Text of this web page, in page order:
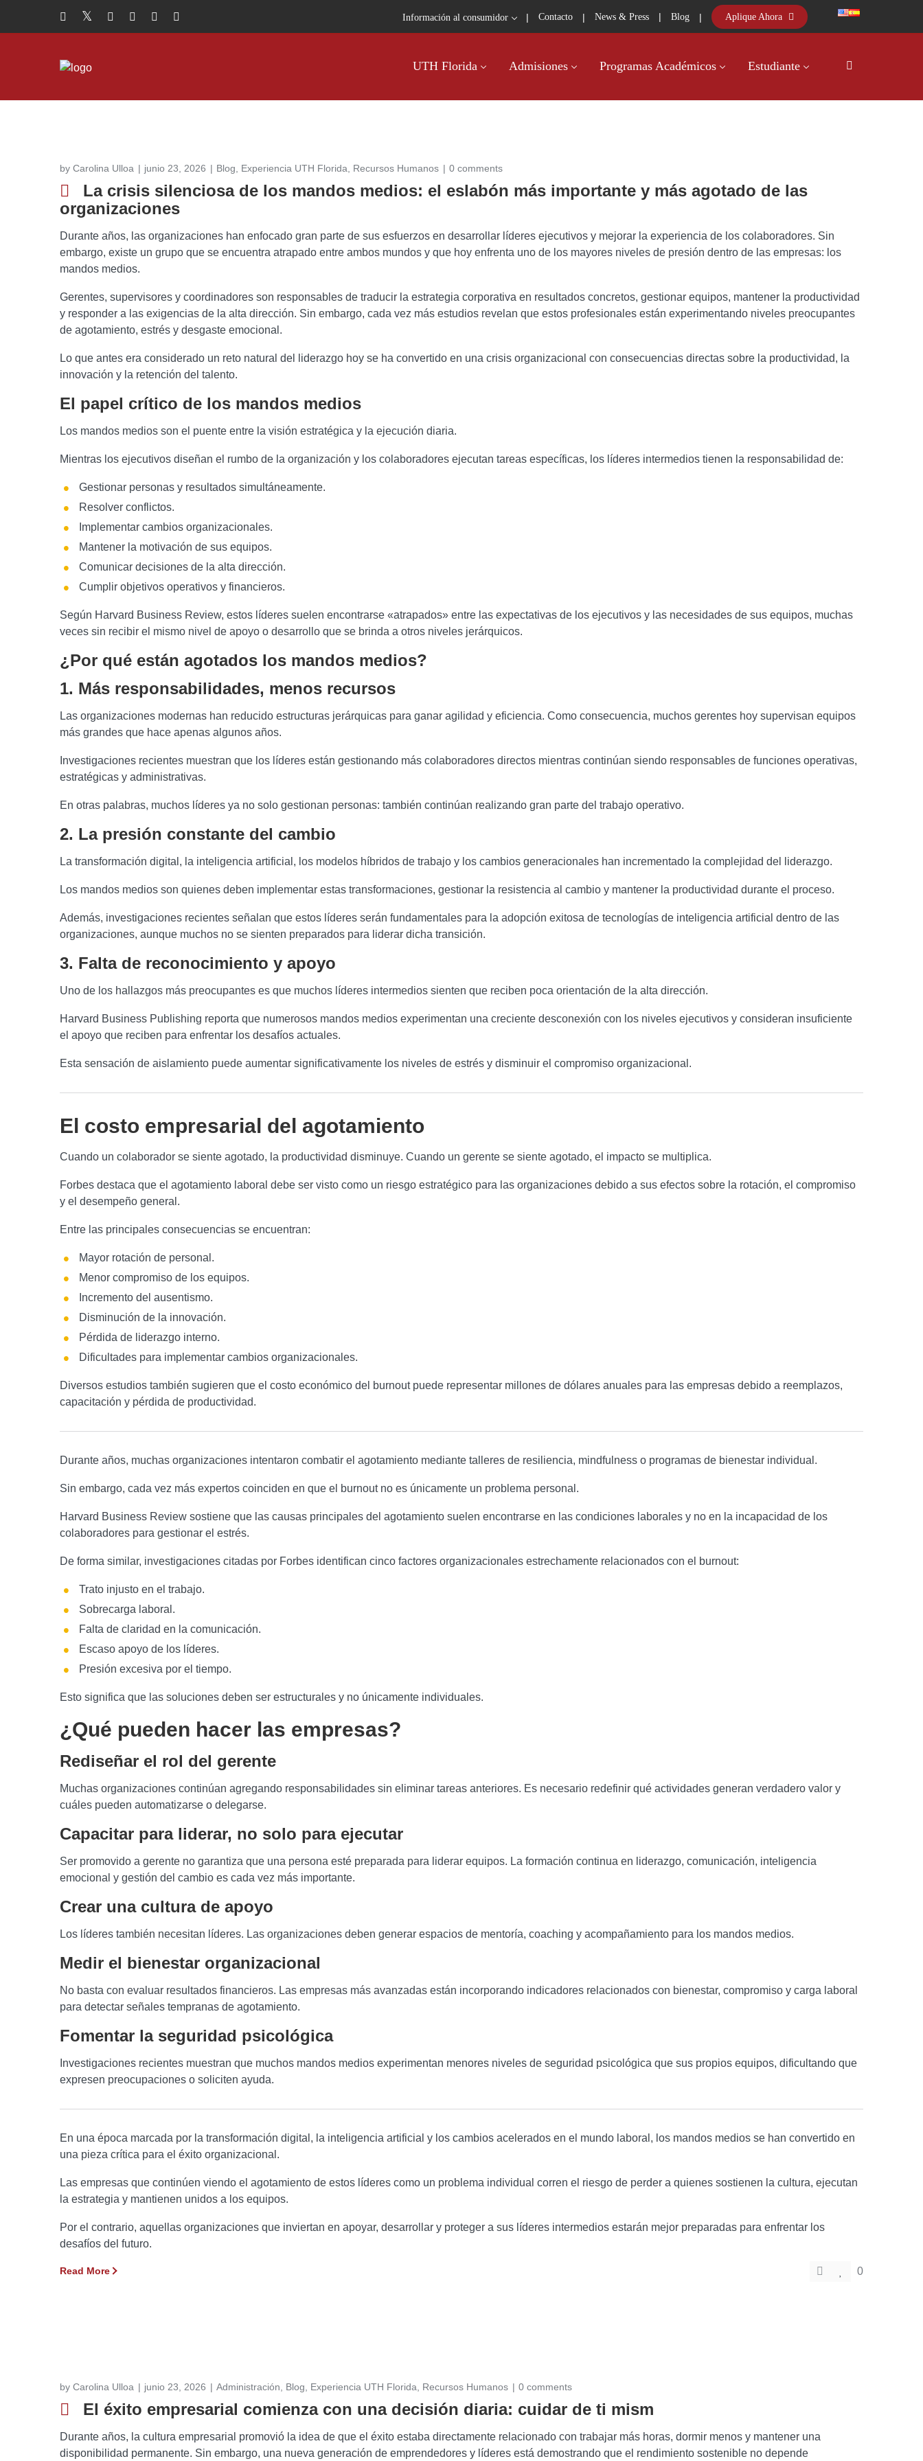
Información al consumidor | Contacto | News & Press | Blog | Aplique Ahora
UTH Florida Admisiones Programas Académicos Estudiante
by Carolina Ulloa junio 23, 2026 Blog Experiencia UTH Florida Recursos Humanos 0 comments
La crisis silenciosa de los mandos medios: el eslabón más importante y más agotado de las
organizaciones
Durante años, las organizaciones han enfocado gran parte de sus esfuerzos en desarrollar líderes ejecutivos y mejorar la experiencia de los colaboradores. Sin
embargo, existe un grupo que se encuentra atrapado entre ambos mundos y que hoy enfrenta uno de los mayores niveles de presión dentro de las empresas: los
mandos medios.
Gerentes, supervisores y coordinadores son responsables de traducir la estrategia corporativa en resultados concretos, gestionar equipos, mantener la productividad
y responder a las exigencias de la alta dirección. Sin embargo, cada vez más estudios revelan que estos profesionales están experimentando niveles preocupantes
de agotamiento, estrés y desgaste emocional.
Lo que antes era considerado un reto natural del liderazgo hoy se ha convertido en una crisis organizacional con consecuencias directas sobre la productividad, la
innovación y la retención del talento.
El papel crítico de los mandos medios
Los mandos medios son el puente entre la visión estratégica y la ejecución diaria.
Mientras los ejecutivos diseñan el rumbo de la organización y los colaboradores ejecutan tareas específicas, los líderes intermedios tienen la responsabilidad de:
Gestionar personas y resultados simultáneamente.
Resolver conflictos.
Implementar cambios organizacionales.
Mantener la motivación de sus equipos.
Comunicar decisiones de la alta dirección.
Cumplir objetivos operativos y financieros.
Según Harvard Business Review, estos líderes suelen encontrarse «atrapados» entre las expectativas de los ejecutivos y las necesidades de sus equipos, muchas
veces sin recibir el mismo nivel de apoyo o desarrollo que se brinda a otros niveles jerárquicos.
¿Por qué están agotados los mandos medios?
1. Más responsabilidades, menos recursos
Las organizaciones modernas han reducido estructuras jerárquicas para ganar agilidad y eficiencia. Como consecuencia, muchos gerentes hoy supervisan equipos
más grandes que hace apenas algunos años.
Investigaciones recientes muestran que los líderes están gestionando más colaboradores directos mientras continúan siendo responsables de funciones operativas,
estratégicas y administrativas.
En otras palabras, muchos líderes ya no solo gestionan personas: también continúan realizando gran parte del trabajo operativo.
2. La presión constante del cambio
La transformación digital, la inteligencia artificial, los modelos híbridos de trabajo y los cambios generacionales han incrementado la complejidad del liderazgo.
Los mandos medios son quienes deben implementar estas transformaciones, gestionar la resistencia al cambio y mantener la productividad durante el proceso.
Además, investigaciones recientes señalan que estos líderes serán fundamentales para la adopción exitosa de tecnologías de inteligencia artificial dentro de las
organizaciones, aunque muchos no se sienten preparados para liderar dicha transición.
3. Falta de reconocimiento y apoyo
Uno de los hallazgos más preocupantes es que muchos líderes intermedios sienten que reciben poca orientación de la alta dirección.
Harvard Business Publishing reporta que numerosos mandos medios experimentan una creciente desconexión con los niveles ejecutivos y consideran insuficiente
el apoyo que reciben para enfrentar los desafíos actuales.
Esta sensación de aislamiento puede aumentar significativamente los niveles de estrés y disminuir el compromiso organizacional.
El costo empresarial del agotamiento
Cuando un colaborador se siente agotado, la productividad disminuye. Cuando un gerente se siente agotado, el impacto se multiplica.
Forbes destaca que el agotamiento laboral debe ser visto como un riesgo estratégico para las organizaciones debido a sus efectos sobre la rotación, el compromiso
y el desempeño general.
Entre las principales consecuencias se encuentran:
Mayor rotación de personal.
Menor compromiso de los equipos.
Incremento del ausentismo.
Disminución de la innovación.
Pérdida de liderazgo interno.
Dificultades para implementar cambios organizacionales.
Diversos estudios también sugieren que el costo económico del burnout puede representar millones de dólares anuales para las empresas debido a reemplazos,
capacitación y pérdida de productividad.
Durante años, muchas organizaciones intentaron combatir el agotamiento mediante talleres de resiliencia, mindfulness o programas de bienestar individual.
Sin embargo, cada vez más expertos coinciden en que el burnout no es únicamente un problema personal.
Harvard Business Review sostiene que las causas principales del agotamiento suelen encontrarse en las condiciones laborales y no en la incapacidad de los
colaboradores para gestionar el estrés.
De forma similar, investigaciones citadas por Forbes identifican cinco factores organizacionales estrechamente relacionados con el burnout:
Trato injusto en el trabajo.
Sobrecarga laboral.
Falta de claridad en la comunicación.
Escaso apoyo de los líderes.
Presión excesiva por el tiempo.
Esto significa que las soluciones deben ser estructurales y no únicamente individuales.
¿Qué pueden hacer las empresas?
Rediseñar el rol del gerente
Muchas organizaciones continúan agregando responsabilidades sin eliminar tareas anteriores. Es necesario redefinir qué actividades generan verdadero valor y
cuáles pueden automatizarse o delegarse.
Capacitar para liderar, no solo para ejecutar
Ser promovido a gerente no garantiza que una persona esté preparada para liderar equipos. La formación continua en liderazgo, comunicación, inteligencia
emocional y gestión del cambio es cada vez más importante.
Crear una cultura de apoyo
Los líderes también necesitan líderes. Las organizaciones deben generar espacios de mentoría, coaching y acompañamiento para los mandos medios.
Medir el bienestar organizacional
No basta con evaluar resultados financieros. Las empresas más avanzadas están incorporando indicadores relacionados con bienestar, compromiso y carga laboral
para detectar señales tempranas de agotamiento.
Fomentar la seguridad psicológica
Investigaciones recientes muestran que muchos mandos medios experimentan menores niveles de seguridad psicológica que sus propios equipos, dificultando que
expresen preocupaciones o soliciten ayuda.
En una época marcada por la transformación digital, la inteligencia artificial y los cambios acelerados en el mundo laboral, los mandos medios se han convertido en
una pieza crítica para el éxito organizacional.
Las empresas que continúen viendo el agotamiento de estos líderes como un problema individual corren el riesgo de perder a quienes sostienen la cultura, ejecutan
la estrategia y mantienen unidos a los equipos.
Por el contrario, aquellas organizaciones que inviertan en apoyar, desarrollar y proteger a sus líderes intermedios estarán mejor preparadas para enfrentar los
desafíos del futuro.
Read More 0
by Carolina Ulloa junio 23, 2026 Administración Blog Experiencia UTH Florida Recursos Humanos 0 comments
El éxito empresarial comienza con una decisión diaria: cuidar de ti mism
Durante años, la cultura empresarial promovió la idea de que el éxito estaba directamente relacionado con trabajar más horas, dormir menos y mantener una
disponibilidad permanente. Sin embargo, una nueva generación de emprendedores y líderes está demostrando que el rendimiento sostenible no depende